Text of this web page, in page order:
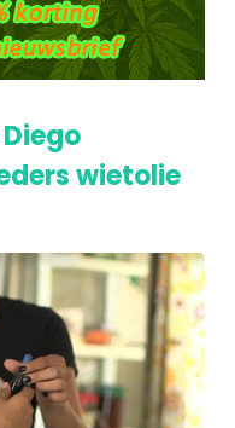
wietolie